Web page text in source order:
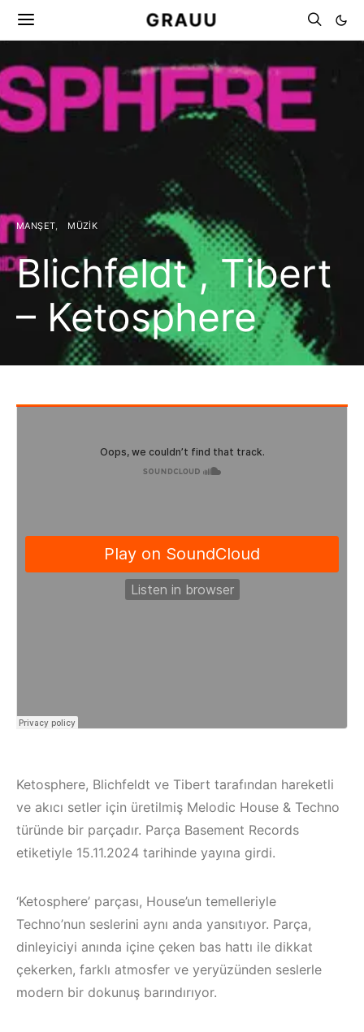
Çeşme / Bodrum
GRAUU
MANŞET MÜZIK
Blichfeldt , Tibert
– Ketosphere
Ketosphere, Blichfeldt ve Tibert tarafından hareketli
ve akıcı setler için üretilmiş Melodic House & Techno
türünde bir parçadır. Parça Basement Records
etiketiyle 15.11.2024 tarihinde yayına girdi.
‘Ketosphere’ parçası, House’un temelleriyle
Techno’nun seslerini aynı anda yansıtıyor. Parça,
dinleyiciyi anında içine çeken bas hattı ile dikkat
çekerken, farklı atmosfer ve yeryüzünden seslerle
modern bir dokunuş barındırıyor.